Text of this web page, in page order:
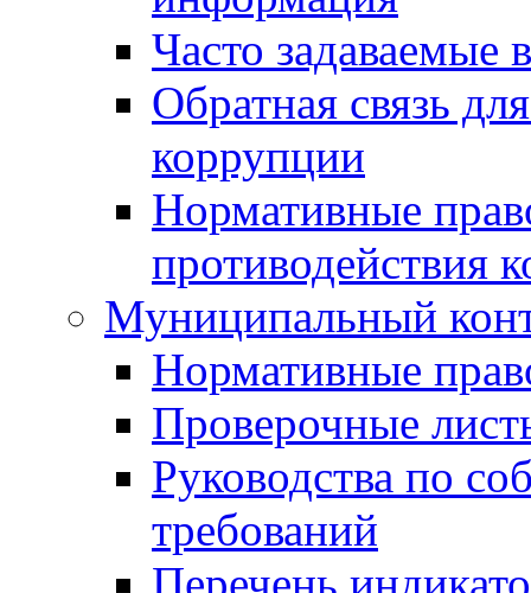
Часто задаваемые
Обратная связь
коррупции
Нормативные
противодействия
Муниципальный
Нормативные
Проверочные
Руководства по
требований